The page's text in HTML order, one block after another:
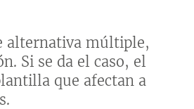
alternativa múltiple,
Si se da el caso, el
que afectan a